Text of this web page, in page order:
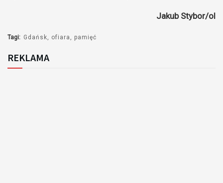
Jakub Stybor/ol
Tagi: Gdańsk ofiara pamięć
REKLAMA